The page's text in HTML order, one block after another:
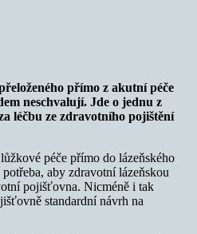
přímo z akutní péče
neschvalují. Jde o jednu z
léčbu ze zdravotního pojištění
péče přímo do lázeňského
aby zdravotní lázeňskou
pojišťovna. Nicméně i tak
standardní návrh na